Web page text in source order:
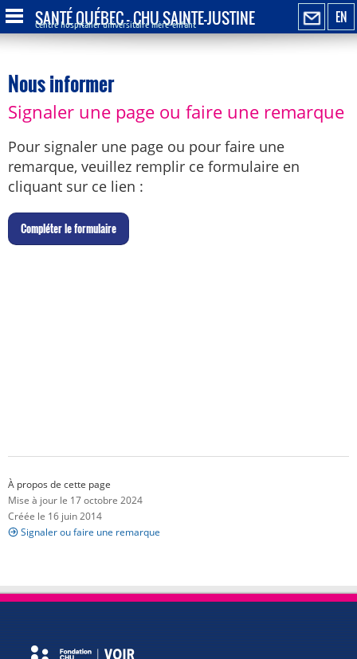
EN
SANTÉ QUÉBEC - CHU SAINTE-JUSTINE
Centre hospitalier universitaire mère-enfant
Nous informer
Signaler une page ou faire une remarque
Pour signaler une page ou pour faire une
remarque, veuillez remplir ce formulaire en
cliquant sur ce lien :
Compléter le formulaire
À propos de cette page
Mise à jour le 17 octobre 2024
Créée le 16 juin 2014
Signaler ou faire une remarque